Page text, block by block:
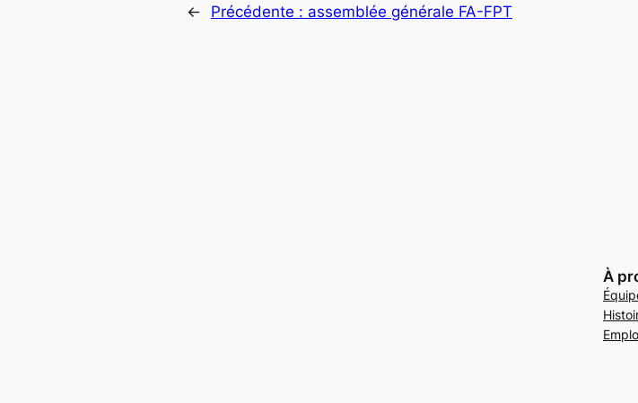
← Précédente : assemblée générale FA-FPT
À